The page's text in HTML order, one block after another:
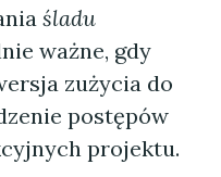
śladu
ważne, gdy
zużycia do
postępów
projektu.